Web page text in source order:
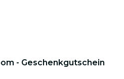
- Geschenkgutschein